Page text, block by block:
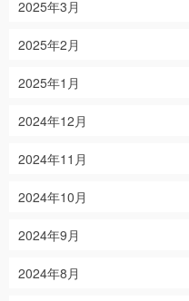
2025年3月
2025年2月
2025年1月
2024年12月
2024年11月
2024年10月
2024年9月
2024年8月